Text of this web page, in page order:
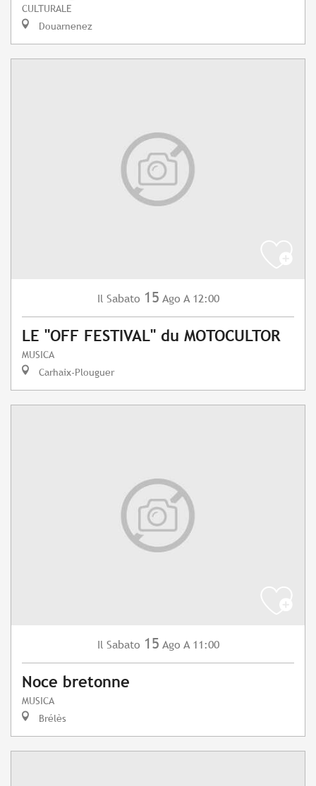
CULTURALE
Douarnenez
Il Sabato 15 Ago A 12:00
LE "OFF FESTIVAL" du MOTOCULTOR
MUSICA
Carhaix-Plouguer
Il Sabato 15 Ago A 11:00
Noce bretonne
MUSICA
Brélès